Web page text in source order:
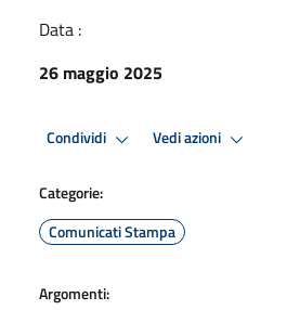
Data :
26 maggio 2025
Condividi Vedi azioni
Categorie:
Comunicati Stampa
Argomenti: